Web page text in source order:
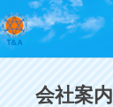
会社案内